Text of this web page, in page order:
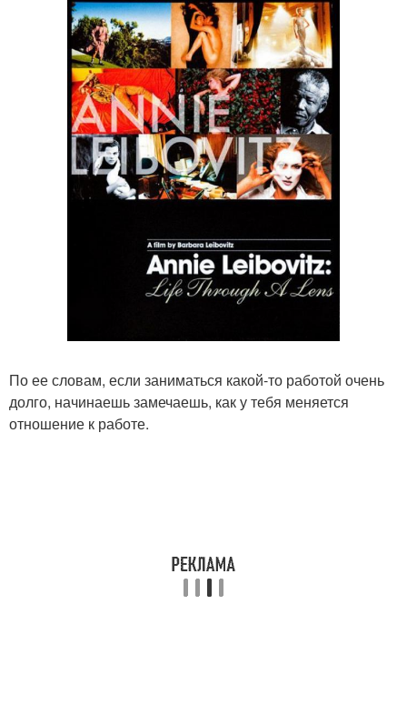
По ее словам, если заниматься какой-то работой очень
долго, начинаешь замечаешь, как у тебя меняется
отношение к работе.